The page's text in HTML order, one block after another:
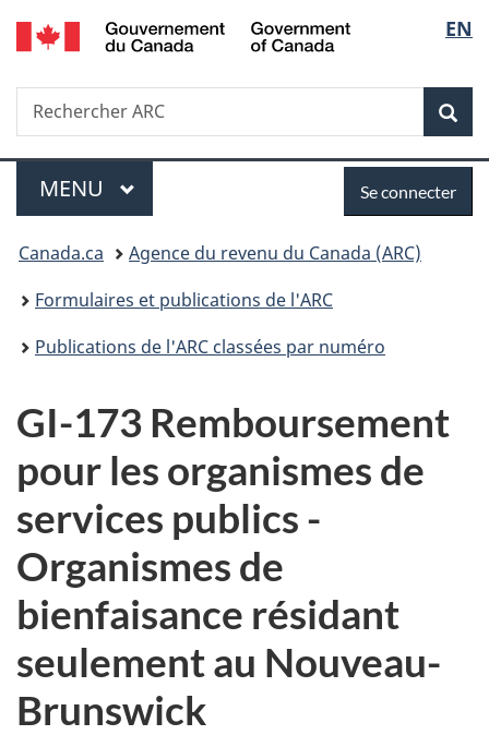
Passer
au
Passer
à
du
Passer
à
simplifiée
de
la
EN
Recherche
Rechercher
ARC
Menu
MENU PRINCIPAL
connecter
Se connecter
Vous
êtes
ici :
Canada.ca
Agence du revenu du Canada (ARC)
Formulaires et publications de l'ARC
Publications de l'ARC classées par numéro
GI-173 Remboursement
pour les organismes de
services publics -
Organismes de
bienfaisance résidant
seulement au Nouveau-
Brunswick